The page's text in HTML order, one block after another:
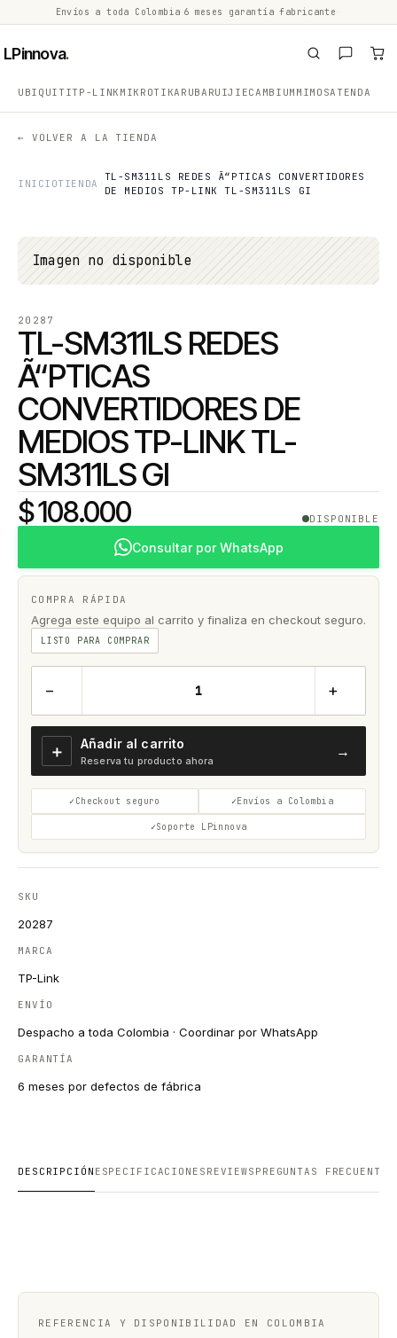
Envíos a toda Colombia 6 meses garantía fabricante
LPinnova.
UBIQUITITP-LINK MIKROTIKARUBA RUIJIECAMBIUM MIMOSATENDA
← VOLVER A LA TIENDA
INICIOTIENDA
TL-SM311LS REDES Ã“PTICAS CONVERTIDORES
DE MEDIOS TP-LINK TL-SM311LS GI
Imagen no disponible
20287
TL-SM311LS REDES
Ã“PTICAS
CONVERTIDORES DE
MEDIOS TP-LINK TL-
SM311LS GI
$ 108.000 DISPONIBLE
Consultar por WhatsApp
COMPRA RÁPIDA
Agrega este equipo al carrito y finaliza en checkout seguro.
LISTO PARA COMPRAR
− +
＋ Añadir al carrito
Reserva tu producto ahora
→
Checkout seguro Envíos a Colombia
Soporte LPinnova
SKU
20287
MARCA
TP-Link
ENVÍO
Despacho a toda Colombia · Coordinar por WhatsApp
GARANTÍA
6 meses por defectos de fábrica
DESCRIPCIÓN ESPECIFICACIONES REVIEWS PREGUNTAS FRECUENTES
REFERENCIA Y DISPONIBILIDAD EN COLOMBIA